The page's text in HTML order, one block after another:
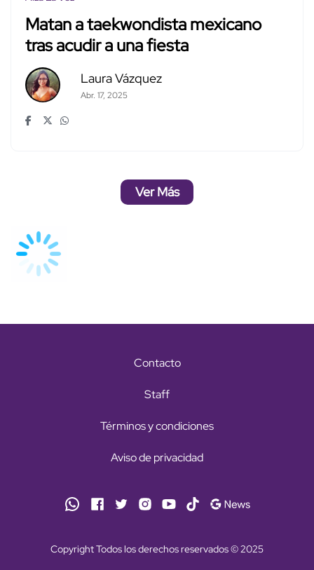
Matan a taekwondista mexicano
tras acudir a una fiesta
Laura Vázquez
Abr. 17, 2025
Ver Más
Contacto
Staff
Términos y condiciones
Aviso de privacidad
Copyright Todos los derechos reservados © 2025